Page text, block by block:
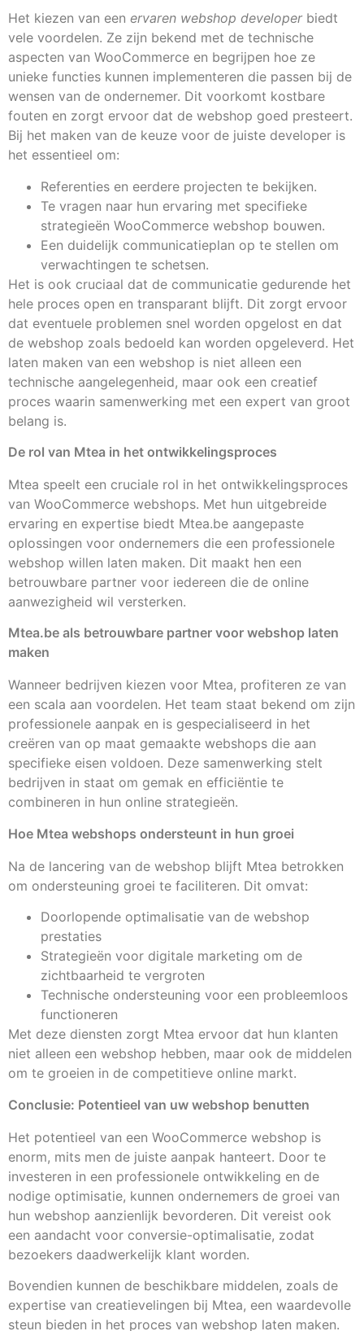
Het kiezen van een ervaren webshop developerbiedt
vele voordelen. Ze zijn bekend met de technische
aspecten van WooCommerce en begrijpen hoe ze
unieke functies kunnen implementeren die passen bij de
wensen van de ondernemer. Dit voorkomt kostbare
fouten en zorgt ervoor dat de webshop goed presteert.
Bij het maken van de keuze voor de juiste developer is
het essentieel om:
Referenties en eerdere projecten te bekijken.
Te vragen naar hun ervaring met specifieke
strategieën WooCommerce webshop bouwen.
Een duidelijk communicatieplan op te stellen om
verwachtingen te schetsen.
Het is ook cruciaal dat de communicatie gedurende het
hele proces open en transparant blijft. Dit zorgt ervoor
dat eventuele problemen snel worden opgelost en dat
de webshop zoals bedoeld kan worden opgeleverd. Het
laten maken van een webshop is niet alleen een
technische aangelegenheid, maar ook een creatief
proces waarin samenwerking met een expert van groot
belang is.
De rol van Mtea in het ontwikkelingsproces
Mtea speelt een cruciale rol in het ontwikkelingsproces
van WooCommerce webshops. Met hun uitgebreide
ervaring en expertise biedt Mtea.be aangepaste
oplossingen voor ondernemers die een professionele
webshop willen laten maken. Dit maakt hen een
betrouwbare partner voor iedereen die de online
aanwezigheid wil versterken.
Mtea.be als betrouwbare partner voor webshop laten
maken
Wanneer bedrijven kiezen voor Mtea, profiteren ze van
een scala aan voordelen. Het team staat bekend om zijn
professionele aanpak en is gespecialiseerd in het
creëren van op maat gemaakte webshops die aan
specifieke eisen voldoen. Deze samenwerking stelt
bedrijven in staat om gemak en efficiëntie te
combineren in hun online strategieën.
Hoe Mtea webshops ondersteunt in hun groei
Na de lancering van de webshop blijft Mtea betrokken
om ondersteuning groei te faciliteren. Dit omvat:
Doorlopende optimalisatie van de webshop
prestaties
Strategieën voor digitale marketing om de
zichtbaarheid te vergroten
Technische ondersteuning voor een probleemloos
functioneren
Met deze diensten zorgt Mtea ervoor dat hun klanten
niet alleen een webshop hebben, maar ook de middelen
om te groeien in de competitieve online markt.
Conclusie: Potentieel van uw webshop benutten
Het potentieel van een WooCommerce webshop is
enorm, mits men de juiste aanpak hanteert. Door te
investeren in een professionele ontwikkeling en de
nodige optimisatie, kunnen ondernemers de groei van
hun webshop aanzienlijk bevorderen. Dit vereist ook
een aandacht voor conversie-optimalisatie, zodat
bezoekers daadwerkelijk klant worden.
Bovendien kunnen de beschikbare middelen, zoals de
expertise van creatievelingen bij Mtea, een waardevolle
steun bieden in het proces van webshop laten maken.